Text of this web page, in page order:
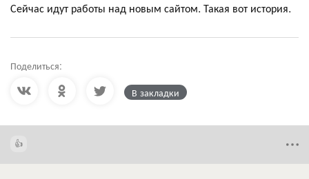
Сейчас идут работы над новым сайтом. Такая вот история.
Поделиться:
В закладки